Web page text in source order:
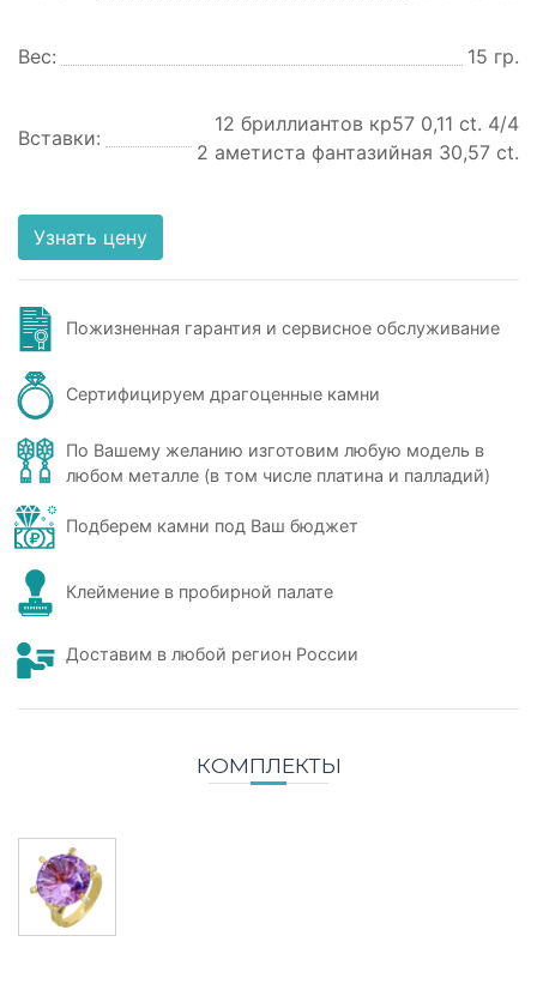
Вес: 15 гр.
Вставки:
12 бриллиантов кр57 0,11 ct. 4/4
2 аметиста фантазийная 30,57 ct.
Узнать цену
Пожизненная гарантия и сервисное обслуживание
Сертифицируем драгоценные камни
По Вашему желанию изготовим любую модель в
любом металле (в том числе платина и палладий)
Подберем камни под Ваш бюджет
Клеймение в пробирной палате
Доставим в любой регион России
КОМПЛЕКТЫ